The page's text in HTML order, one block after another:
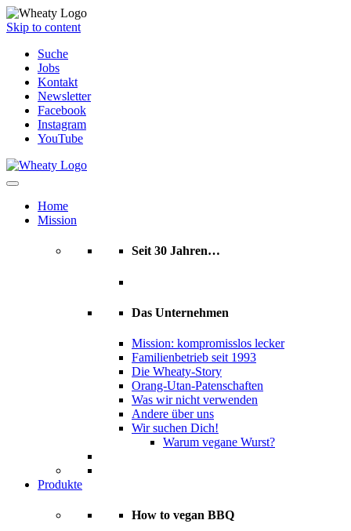
Skip to content
Suche
Jobs
Kontakt
Newsletter
Facebook
Instagram
YouTube
Home
Mission
Seit 30 Jahren…
Das Unternehmen
Mission: kompromisslos lecker
Familienbetrieb seit 1993
Die Wheaty-Story
Orang-Utan-Patenschaften
Was wir nicht verwenden
Andere über uns
Wir suchen Dich!
Warum vegane Wurst?
Produkte
How to vegan BBQ